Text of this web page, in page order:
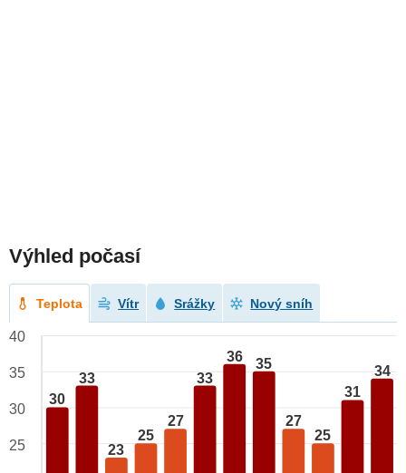
Výhled počasí
Teplota Vítr Srážky Nový sníh
30
33
23
25
27
33
36 35
27
25
31
34
40
35
30
25